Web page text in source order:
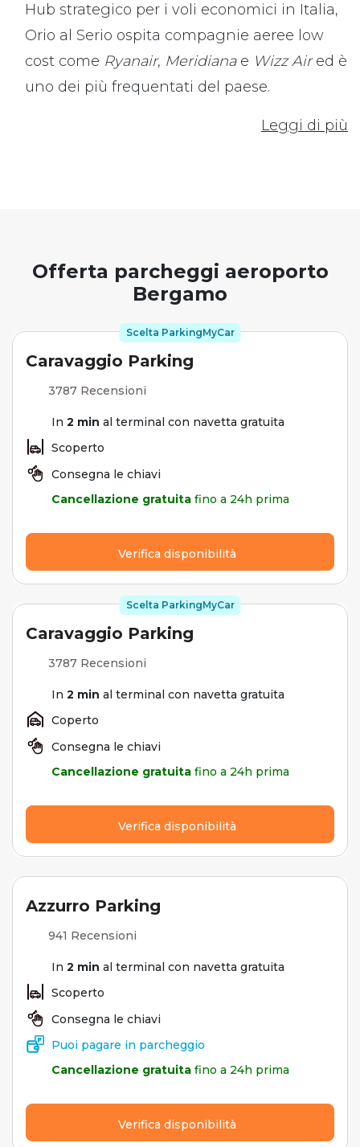
Hub strategico per i voli economici in Italia,
Orio al Serio ospita compagnie aeree low
cost come Ryanair, Meridianae Wizz Aired è
uno dei più frequentati del paese.
Leggi di più
Offerta parcheggi aeroporto
Bergamo
Scelta ParkingMyCar
Caravaggio Parking
3787 Recensioni
In 2 min al terminal con navetta gratuita
Scoperto
Consegna le chiavi
Cancellazione gratuita fino a 24h prima
Verifica disponibilità
Scelta ParkingMyCar
Caravaggio Parking
3787 Recensioni
In 2 min al terminal con navetta gratuita
Coperto
Consegna le chiavi
Cancellazione gratuita fino a 24h prima
Verifica disponibilità
Azzurro Parking
941 Recensioni
In 2 min al terminal con navetta gratuita
Scoperto
Consegna le chiavi
Puoi pagare in parcheggio
Cancellazione gratuita fino a 24h prima
Verifica disponibilità